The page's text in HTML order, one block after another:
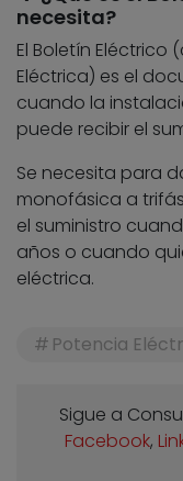
necesita?
El Boletín
Eléctrica) es el
cuando la
puede recibir el
Se necesita para
monofásica a
el suministro
años o cuando
eléctrica.
Potencia
Sigue a
Facebook,